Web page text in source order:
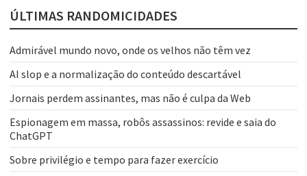
ÚLTIMAS RANDOMICIDADES
Admirável mundo novo, onde os velhos não têm vez
AI slop e a normalização do conteúdo descartável
Jornais perdem assinantes, mas não é culpa da Web
Espionagem em massa, robôs assassinos: revide e saia do
ChatGPT
Sobre privilégio e tempo para fazer exercício